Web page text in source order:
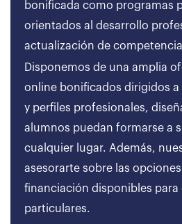
bonificada como programas
orientados al desarrollo
actualización de
Disponemos de una amplia
online bonificados dirigidos
y perfiles profesionales,
alumnos puedan formarse a
cualquier lugar. Además,
asesorarte sobre las
financiación disponibles para
particulares.